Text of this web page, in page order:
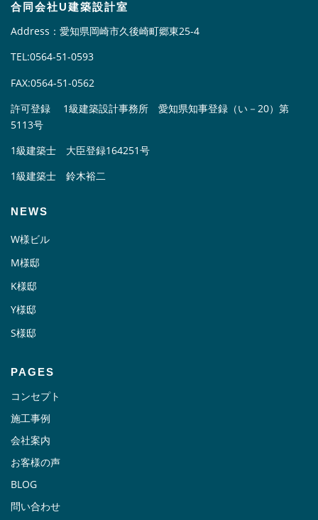
合同会社U建築設計室
Address：愛知県岡崎市久後崎町郷東25-4
TEL:0564-51-0593
FAX:0564-51-0562
許可登録 1級建築設計事務所 愛知県知事登録（い－20）第
5113号
1級建築士 大臣登録164251号
1級建築士 鈴木裕二
NEWS
W様ビル
M様邸
K様邸
Y様邸
S様邸
PAGES
コンセプト
施工事例
会社案内
お客様の声
BLOG
問い合わせ